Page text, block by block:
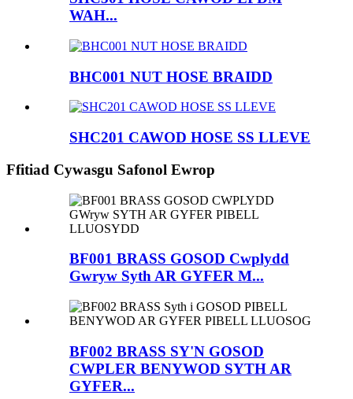
WAH...
BHC001 NUT HOSE BRAIDD
SHC201 CAWOD HOSE SS LLEVE
Ffitiad Cywasgu Safonol Ewrop
BF001 BRASS GOSOD Cwplydd
Gwryw Syth AR GYFER M...
BF002 BRASS SY'N GOSOD
CWPLER BENYWOD SYTH AR
GYFER...